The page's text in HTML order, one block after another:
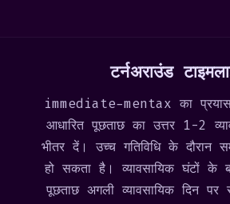
टर्नअराउंड
immediate-mentax का
आधारित पूछताछ का उत्तर 1-2
भीतर दें। उच्च गतिविधि के दौरान
हो सकता है। व्यावसायिक घंटों के
पूछताछ अगली व्यावसायिक दिन पर